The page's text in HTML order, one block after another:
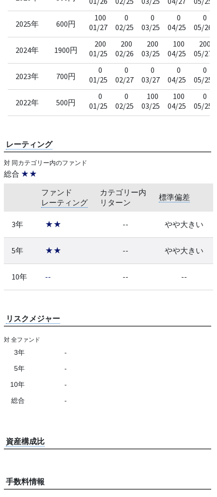
2025年 600円
100
01/27
0
02/25
0
03/25
0
04/25
0
05/26
2024年 1900円
200
01/25
200
02/26
200
03/25
100
04/25
200
05/27
2023年 700円
0
01/25
0
02/27
0
03/27
0
04/25
0
05/25
2022年 500円
0
01/25
0
02/25
100
03/25
100
04/25
0
05/25
レーティング
対 同カテゴリー内のファンド
総合 ★★
ファンド
レーティング
カテゴリー内
リターン
標準偏差
3年 ★★ -- やや大きい
5年 ★★ -- やや大きい
10年 -- -- --
リスクメジャー
対 全ファンド
3年 -
5年 -
10年 -
総合 -
資産構成比
手数料情報